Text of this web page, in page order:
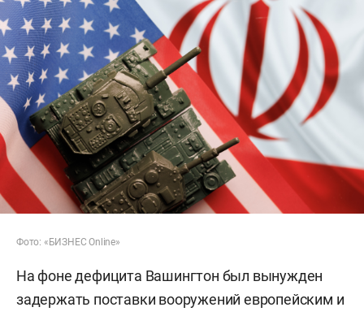
Фото: «БИЗНЕС Online»
На фоне дефицита Вашингтон был вынужден
задержать поставки вооружений европейским и